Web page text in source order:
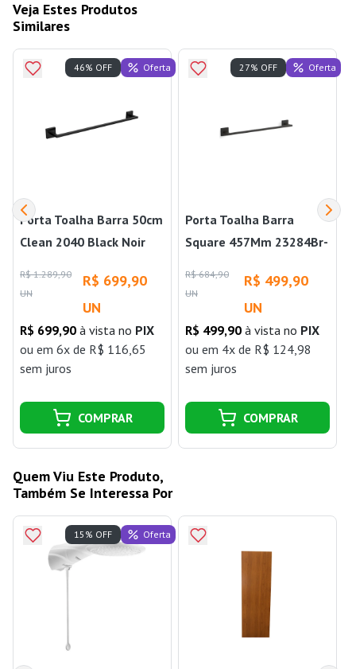
Veja Estes Produtos
Similares
Porta Toalha Barra 50cm
Clean 2040 Black Noir
R$ 1.289,90
UN
R$ 699,90
UN
R$ 699,90 à vista no PIX
ou em 6x de R$ 116,65
sem juros
46% OFF Oferta
COMPRAR
Porta Toalha Barra
Square 457Mm 23284Br-
R$ 684,90
UN
R$ 499,90
UN
R$ 499,90 à vista no PIX
ou em 4x de R$ 124,98
sem juros
27% OFF Oferta
COMPRAR
Quem Viu Este Produto,
Também Se Interessa Por
15% OFF Oferta